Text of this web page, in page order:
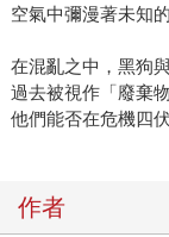
空氣中彌漫著未知
在混亂之中，黑狗
過去被視作「廢棄
他們能否在危機四
作者